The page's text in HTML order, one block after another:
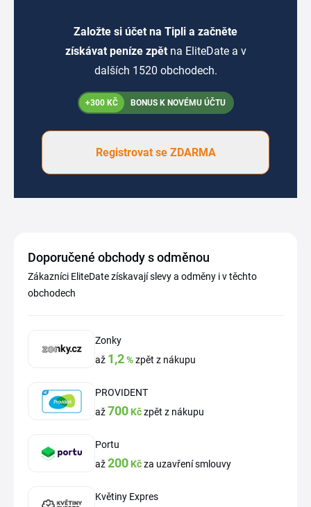
Založte si účet na Tipli a začněte
získávat peníze zpět na EliteDate a v
dalších 1520 obchodech.
+300 KČ BONUS K NOVÉMU ÚČTU
Registrovat se ZDARMA
Doporučené obchody s odměnou
Zákazníci EliteDate získavají slevy a odměny i v těchto
obchodech
Zonky
až 1,2%zpět z nákupu
PROVIDENT
až700 Kčzpět z nákupu
Portu
až200 Kčza uzavření smlouvy
Květiny Expres